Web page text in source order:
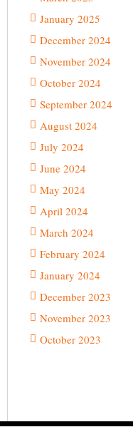
January 2025
December 2024
November 2024
October 2024
September 2024
August 2024
July 2024
June 2024
May 2024
April 2024
March 2024
February 2024
January 2024
December 2023
November 2023
October 2023